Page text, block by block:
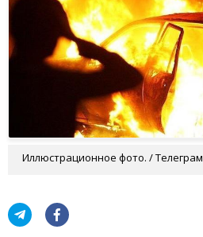
Иллюстрационное фото. / Телеграм